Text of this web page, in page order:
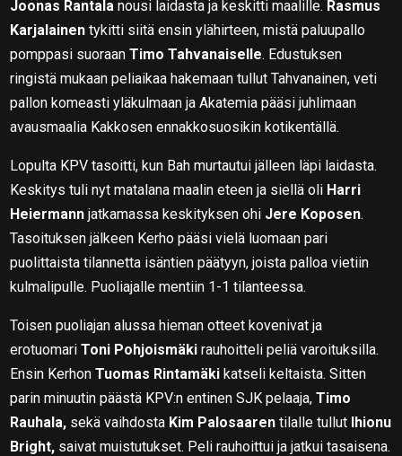
Joonas Rantala nousi laidasta ja keskitti maalille. Rasmus
Karjalainen tykitti siitä ensin ylähirteen, mistä paluupallo
pomppasi suoraanTimo Tahvanaiselle. Edustuksen
ringistä mukaan peliaikaa hakemaan tullut Tahvanainen, veti
pallon komeasti yläkulmaan ja Akatemia pääsi juhlimaan
avausmaalia Kakkosen ennakkosuosikin kotikentällä.
Lopulta KPV tasoitti, kun Bah murtautui jälleen läpi laidasta.
Keskitys tuli nyt matalana maalin eteen ja siellä oli Harri
Heiermann jatkamassa keskityksen ohi Jere Koposen.
Tasoituksen jälkeen Kerho pääsi vielä luomaan pari
puolittaista tilannetta isäntien päätyyn, joista palloa vietiin
kulmalipulle. Puoliajalle mentiin 1-1 tilanteessa.
Toisen puoliajan alussa hieman otteet kovenivat ja
erotuomariToni Pohjoismäki rauhoitteli peliä varoituksilla.
Ensin KerhonTuomas Rintamäki katseli keltaista. Sitten
parin minuutin päästä KPV:n entinen SJK pelaaja,Timo
Rauhala, sekä vaihdosta Kim Palosaaren tilalle tullut Ihionu
Bright, saivat muistutukset. Peli rauhoittui ja jatkui tasaisena.